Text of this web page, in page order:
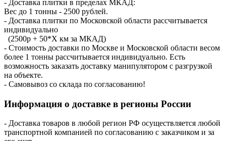
- Доставка плитки в пределах МКАД:
Вес до 1 тонны - 2500 рублей.
- Доставка плитки по Московской области рассчитывается
индивидуально
(2500р + 50*X км за МКАД)
- Стоимость доставки по Москве и Московской области весом
более 1 тонны рассчитывается индивидуально. Есть
возможность заказать доставку манипулятором с разгрузкой
на объекте.
- Самовывоз со склада по согласованию!
Информация о доставке в регионы России
- Доставка товаров в любой регион РФ осуществляется любой
транспортной компанией по согласованию с заказчиком и за